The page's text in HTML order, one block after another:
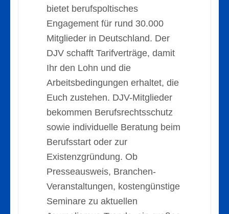
bietet berufspoltisches
Engagement für rund 30.000
Mitglieder in Deutschland. Der
DJV schafft Tarifverträge, damit
Ihr den Lohn und die
Arbeitsbedingungen erhaltet, die
Euch zustehen. DJV-Mitglieder
bekommen Berufsrechtsschutz
sowie individuelle Beratung beim
Berufsstart oder zur
Existenzgründung. Ob
Presseausweis, Branchen-
Veranstaltungen, kostengünstige
Seminare zu aktuellen